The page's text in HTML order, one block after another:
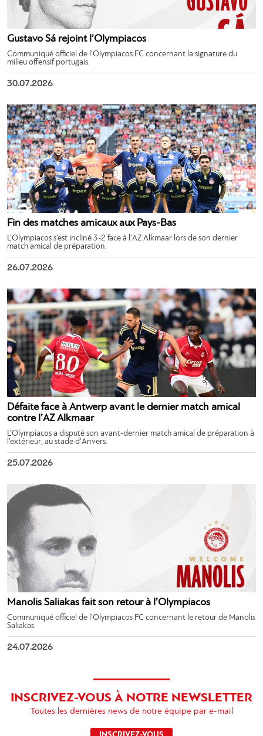
Gustavo Sá rejoint l’Olympiacos
Communiqué officiel de l’Olympiacos FC concernant la signature du
milieu offensif portugais.
30.07.2026
Fin des matches amicaux aux Pays-Bas
L’Olympiacos s’est incliné 3-2 face à l’AZ Alkmaar lors de son dernier
match amical de préparation.
26.07.2026
Défaite face à Antwerp avant le dernier match amical
contre l’AZ Alkmaar
L’Olympiacos a disputé son avant-dernier match amical de préparation à
l’extérieur, au stade d’Anvers.
25.07.2026
Manolis Saliakas fait son retour à l’Olympiacos
Communiqué officiel de l’Olympiacos FC concernant le retour de Manolis
Saliakas.
24.07.2026
INSCRIVEZ-VOUS À NOTRE NEWSLETTER
Toutes les dernières news de notre équipe par e-mail